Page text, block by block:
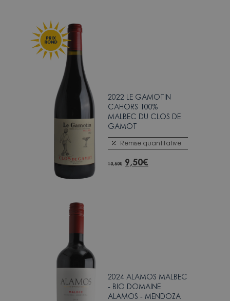
2022 LE GAMOTIN
CAHORS 100%
MALBEC DU CLOS DE
GAMOT
Remise quantitative
10,50€ 9,50€
2024 ALAMOS MALBEC
- BIO DOMAINE
ALAMOS - MENDOZA